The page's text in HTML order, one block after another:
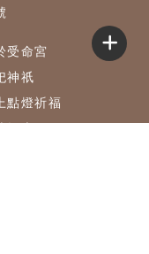
受命宮
神祇
點燈祈福